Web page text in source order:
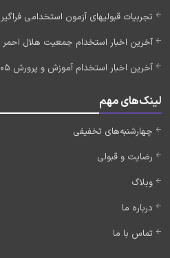
تجربیات قبولیهای آزمون استخدامی فراگیر
آخرین اخبار استخدام جمعیت هلال احمر 1405 (به زودی)
آخرین اخبار استخدام آموزش و پرورش 1405 (به زودی)
لینک‌های مهم
چهارشنبه‌های تخفیفی
رضایت و قبولی
وبلاگ
درباره ما
تماس با ما